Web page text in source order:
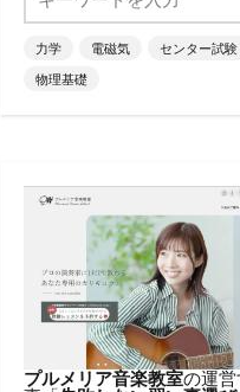
力学 電磁気 センター試験
物理基礎
プルメリア音楽教室の運